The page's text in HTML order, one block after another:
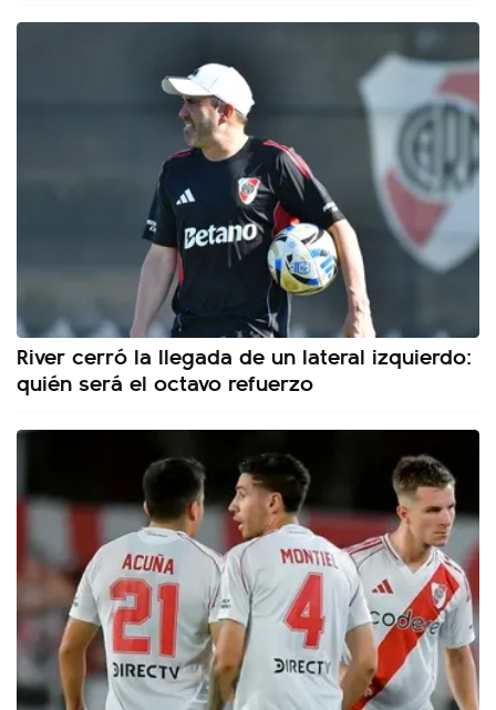
River cerró la llegada de un lateral izquierdo:
quién será el octavo refuerzo